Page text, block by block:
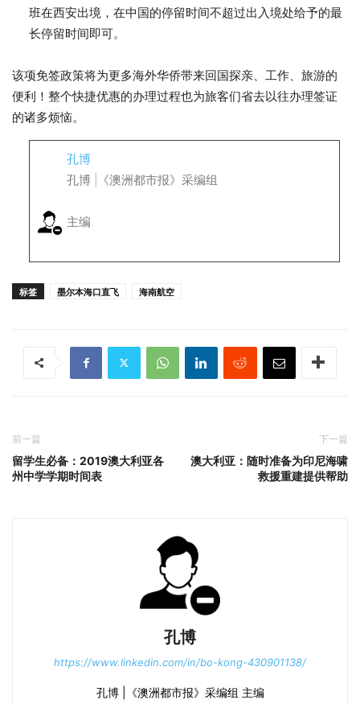
班在西安出境，在中国的停留时间不超过出入境处给予的最
长停留时间即可。
该项免签政策将为更多海外华侨带来回国探亲、工作、旅游的
便利！整个快捷优惠的办理过程也为旅客们省去以往办理签证
的诸多烦恼。
孔博
孔博 |《澳洲都市报》采编组
主编
标签 墨尔本海口直飞 海南航空
前一篇
留学生必备：2019澳大利亚各
州中学学期时间表
下一篇
澳大利亚：随时准备为印尼海啸
救援重建提供帮助
孔博
https://www.linkedin.com/in/bo-kong-430901138/
孔博 |《澳洲都市报》采编组 主编